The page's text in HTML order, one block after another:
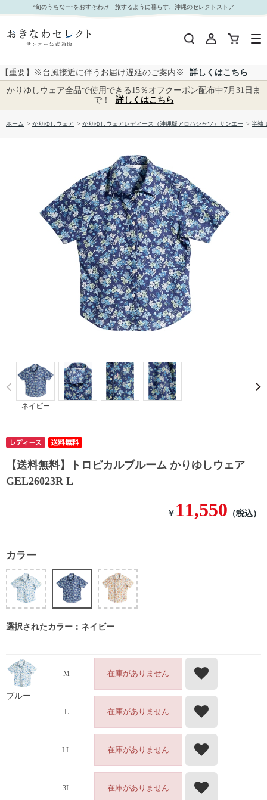
【送料無料】トロピカルブルーム かりゆしウェア GEL26023R L｜おきなわセレクト サンエー
公式通販
“旬のうちなー”をおすそわけ 旅するように暮らす、沖縄のセレクトストア
【重要】※台風接近に伴うお届け遅延のご案内※
詳しくはこちら
かりゆしウェア全品で使用できる15％オフクーポン配布中7月31日ま
で！
詳しくはこちら
ホーム > かりゆしウェア > かりゆしウェアレディース（沖縄版アロハシャツ）サンエー > 半袖
ネイビー
Prev
【送料無料】トロピカルブルーム かりゆしウェア
GEL26023R L
￥ 11,550 （税込）
カラー
選択されたカラー：ネイビー
ブルー
M 在庫がありません
L 在庫がありません
LL 在庫がありません
3L 在庫がありません